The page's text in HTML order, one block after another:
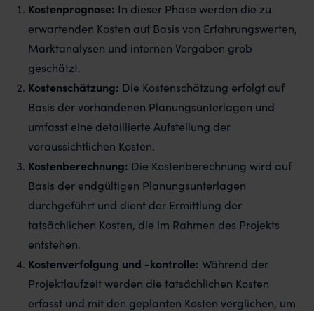
Kostenprognose: In dieser Phase werden die zu
erwartenden Kosten auf Basis von Erfahrungswerten,
Marktanalysen und internen Vorgaben grob
geschätzt.
Kostenschätzung: Die Kostenschätzung erfolgt auf
Basis der vorhandenen Planungsunterlagen und
umfasst eine detaillierte Aufstellung der
voraussichtlichen Kosten.
Kostenberechnung: Die Kostenberechnung wird auf
Basis der endgültigen Planungsunterlagen
durchgeführt und dient der Ermittlung der
tatsächlichen Kosten, die im Rahmen des Projekts
entstehen.
Kostenverfolgung und -kontrolle: Während der
Projektlaufzeit werden die tatsächlichen Kosten
erfasst und mit den geplanten Kosten verglichen, um